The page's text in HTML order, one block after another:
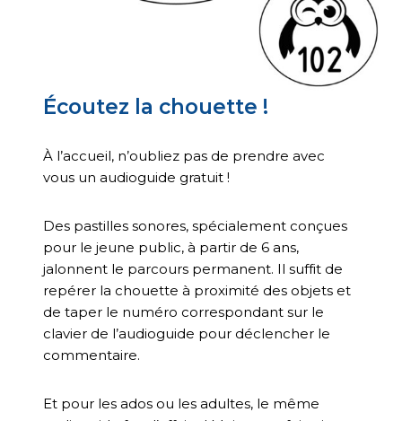
Écoutez la chouette !
À l’accueil, n’oubliez pas de prendre avec
vous un audioguide gratuit !
Des pastilles sonores, spécialement conçues
pour le jeune public, à partir de 6 ans,
jalonnent le parcours permanent. Il suffit de
repérer la chouette à proximité des objets et
de taper le numéro correspondant sur le
clavier de l’audioguide pour déclencher le
commentaire.
Et pour les ados ou les adultes, le même